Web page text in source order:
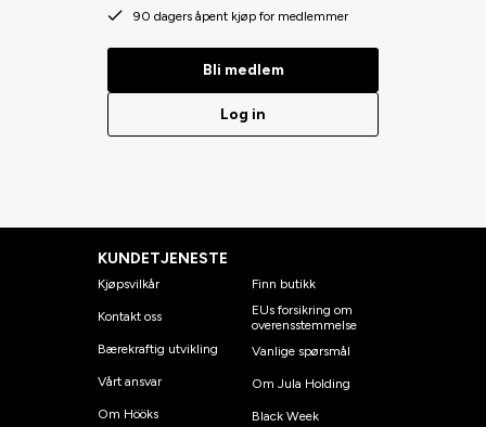
90 dagers åpent kjøp for medlemmer
Bli medlem
Log in
KUNDETJENESTE
Kjøpsvilkår
Kontakt oss
Bærekraftig utvikling
Vårt ansvar
Om Hööks
Finn butikk
EUs forsikring om
overensstemmelse
Vanlige spørsmål
Om Jula Holding
Black Week